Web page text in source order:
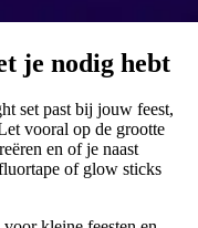
je nodig hebt
set past bij jouw feest,
vooral op de grootte
en of je naast
of glow sticks